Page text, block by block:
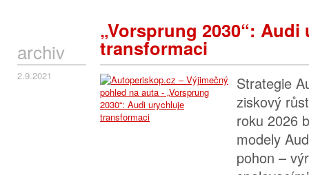
„Vorsprung 2030“:
transformaci
archiv
2.9.2021
Strategie
ziskový
roku 2026
modely
pohon –